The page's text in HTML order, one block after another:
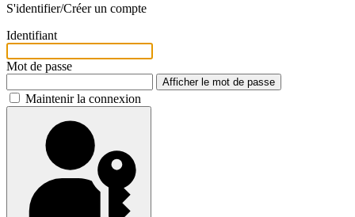
S'identifier/Créer un compte
Identifiant
Mot de passe
Afficher le mot de passe
Maintenir la connexion